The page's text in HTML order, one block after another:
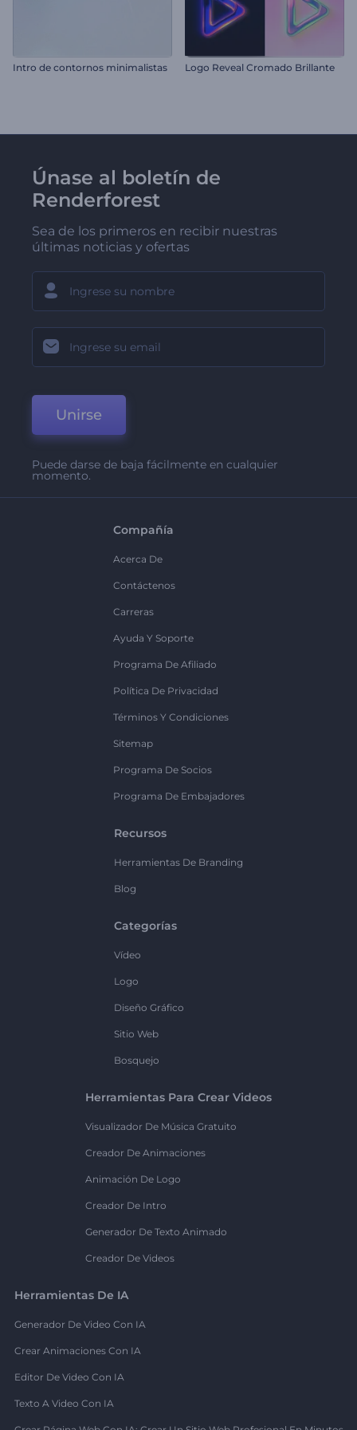
Intro de contornos minimalistas Logo Reveal Cromado Brillante
Únase al boletín de
Renderforest
Sea de los primeros en recibir nuestras
últimas noticias y ofertas
Unirse
Puede darse de baja fácilmente en cualquier
momento.
Compañía
Acerca De
Contáctenos
Carreras
Ayuda Y Soporte
Programa De Afiliado
Política De Privacidad
Términos Y Condiciones
Sitemap
Programa De Socios
Programa De Embajadores
Recursos
Herramientas De Branding
Blog
Categorías
Vídeo
Logo
Diseño Gráfico
Sitio Web
Bosquejo
Herramientas Para Crear Videos
Visualizador De Música Gratuito
Creador De Animaciones
Animación De Logo
Creador De Intro
Generador De Texto Animado
Creador De Videos
Herramientas De IA
Generador De Video Con IA
Crear Animaciones Con IA
Editor De Video Con IA
Texto A Video Con IA